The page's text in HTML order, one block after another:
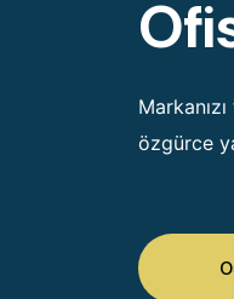
özgürce